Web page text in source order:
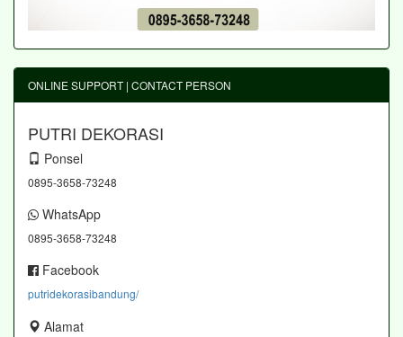
ONLINE SUPPORT | CONTACT PERSON
PUTRI DEKORASI
Ponsel
0895-3658-73248
WhatsApp
0895-3658-73248
Facebook
putridekorasibandung/
Alamat